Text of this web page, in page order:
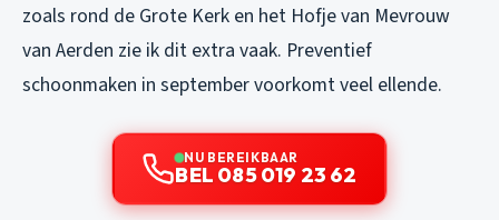
zoals rond de Grote Kerk en het Hofje van Mevrouw
van Aerden zie ik dit extra vaak. Preventief
schoonmaken in september voorkomt veel ellende.
NU BEREIKBAAR
BEL 085 019 23 62